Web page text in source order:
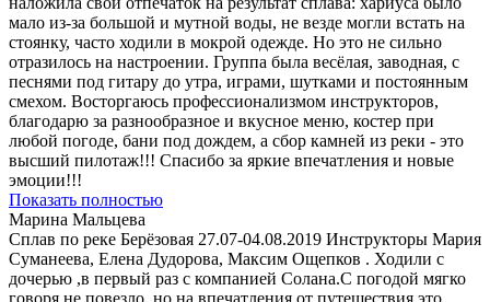
мало из-за большой и мутной воды, не везде могли встать на
стоянку, часто ходили в мокрой одежде. Но это не сильно
отразилось на настроении. Группа была весёлая, заводная, с
песнями под гитару до утра, играми, шутками и постоянным
смехом. Восторгаюсь профессионализмом инструкторов,
благодарю за разнообразное и вкусное меню, костер при
любой погоде, бани под дождем, а сбор камней из реки - это
высший пилотаж!!! Спасибо за яркие впечатления и новые
эмоции!!!
Показать полностью
Марина Мальцева
Сплав по реке Берёзовая 27.07-04.08.2019 Инструкторы Мария
Суманеева, Елена Дудорова, Максим Ощепков . Ходили с
дочерью ,в первый раз с компанией Солана.С погодой мягко
говоря не повезло, но на впечатления от путешествия это